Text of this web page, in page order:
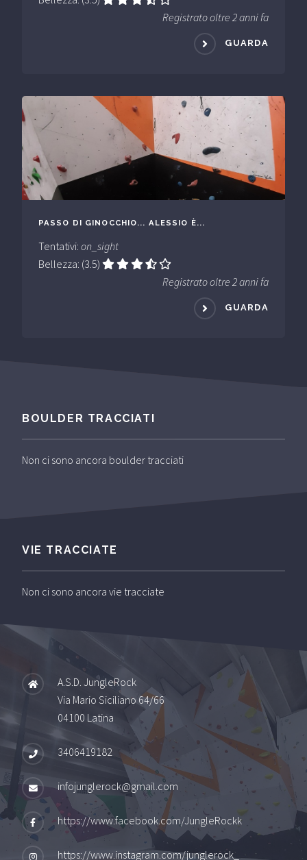
Registrato oltre 2 anni fa
GUARDA
PASSO DI GINOCCHIO... ALESSIO È...
Tentativi: on_sight
Bellezza: (3.5)
Registrato oltre 2 anni fa
GUARDA
BOULDER TRACCIATI
Non ci sono ancora boulder tracciati
VIE TRACCIATE
Non ci sono ancora vie tracciate
A.S.D. JungleRock
Via Mario Siciliano 64/66
04100 Latina
3406419182
infojunglerock@gmail.com
https://www.facebook.com/JungleRockk
https://www.instagram.com/junglerock_